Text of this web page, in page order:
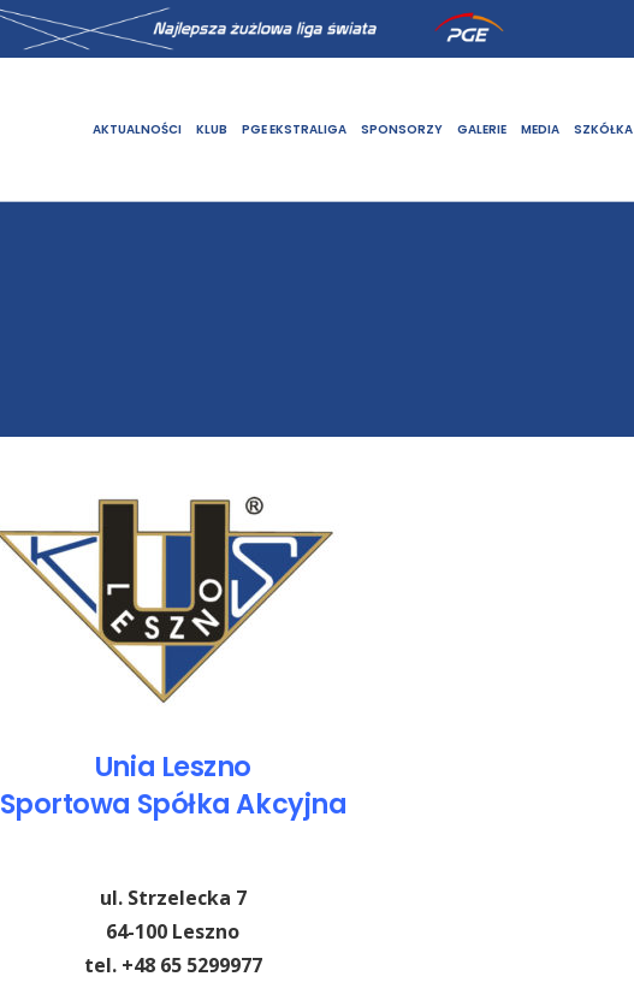
AKTUALNOŚCI KLUB PGE EKSTRALIGA SPONSORZY GALERIE MEDIA SZKÓŁKA
Unia Leszno
Sportowa Spółka Akcyjna
ul. Strzelecka 7
64-100 Leszno
tel. +48 65 5299977